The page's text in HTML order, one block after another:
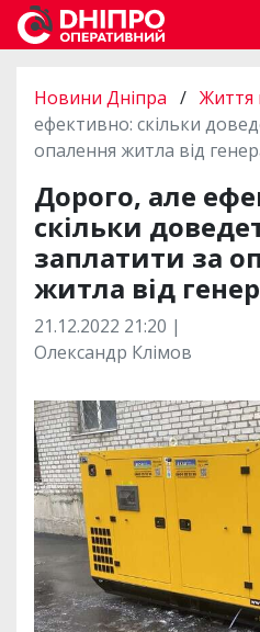
Новини Дніпра / Життя
ефективно: скільки
опалення житла від
Дорого, але
скільки
заплатити за
житла від
21.12.2022 21:20 |
Олександр Клімов